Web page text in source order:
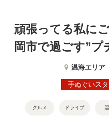
頑張ってる私に
岡市で過ごす”プ
温海エリア
手ぬぐいス
グルメ ドライブ